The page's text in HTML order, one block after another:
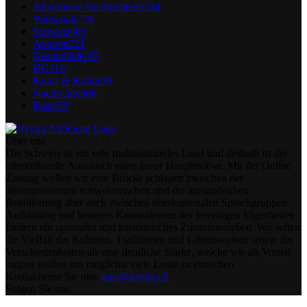
Allgemeine Nachrichten6514
Wirtschaft778
Schweiz405
Autoren221
Gesundheit197
HG116
Kunst & Kultur90
Nachrichten68
Basel54
info@dzytig.ch